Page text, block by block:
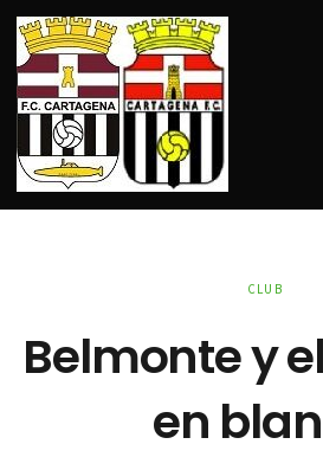
CLUB
Belmonte y
en